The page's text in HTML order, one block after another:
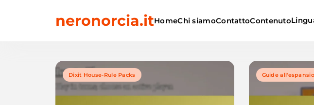
neronorcia.itHomeChi siamoContattoContenuto
Dixit House-Rule Packs Guide